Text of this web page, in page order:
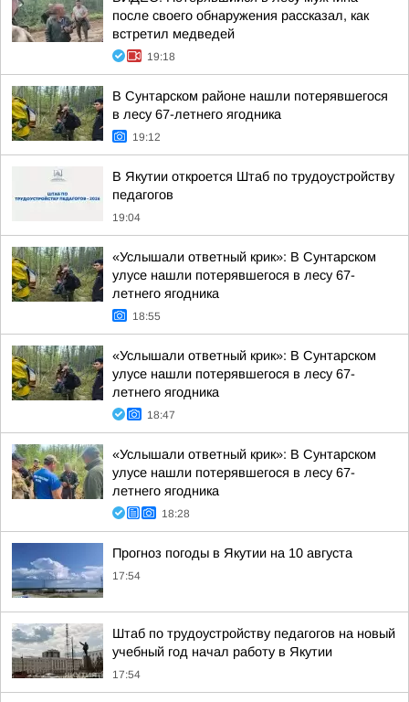
после своего обнаружения рассказал, как
встретил медведей
19:18
В Сунтарском районе нашли потерявшегося
в лесу 67-летнего ягодника
19:12
В Якутии откроется Штаб по трудоустройству
педагогов
19:04
«Услышали ответный крик»: В Сунтарском
улусе нашли потерявшегося в лесу 67-
летнего ягодника
18:55
«Услышали ответный крик»: В Сунтарском
улусе нашли потерявшегося в лесу 67-
летнего ягодника
18:47
«Услышали ответный крик»: В Сунтарском
улусе нашли потерявшегося в лесу 67-
летнего ягодника
18:28
Прогноз погоды в Якутии на 10 августа
17:54
Штаб по трудоустройству педагогов на новый
учебный год начал работу в Якутии
17:54